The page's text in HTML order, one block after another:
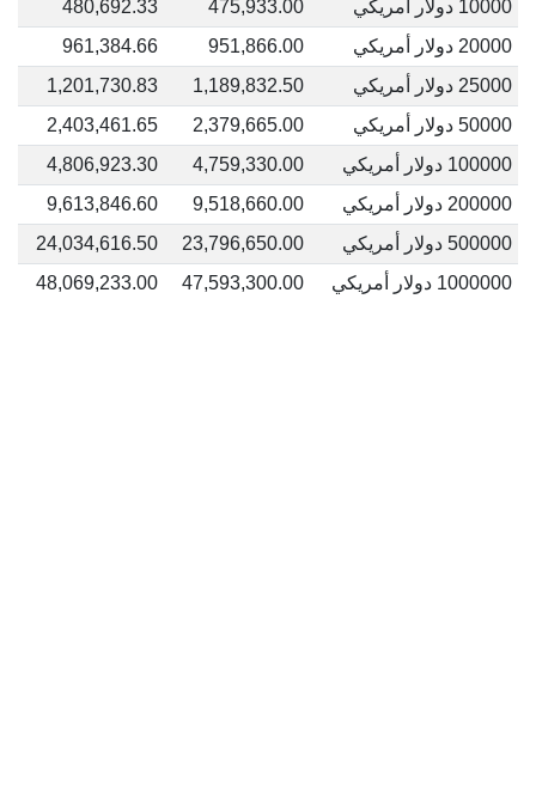
10000 دولار أمريكي 475,933.00
480,692.33
20000 دولار أمريكي
951,866.00
961,384.66
25000 دولار أمريكي
1,189,832.50
1,201,730.83
50000 دولار أمريكي
2,379,665.00
2,403,461.65
100000 دولار أمريكي
4,759,330.00
4,806,923.30
200000 دولار أمريكي
9,518,660.00
9,613,846.60
500000 دولار أمريكي
23,796,650.00
24,034,616.50
1000000 دولار أمريكي
47,593,300.00
48,069,233.00